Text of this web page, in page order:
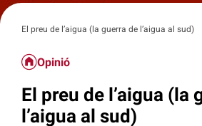
El preu de l’aigua (la guerra de l’aigua al sud)
Opinió
El preu de l’aigua (la
l’aigua al sud)